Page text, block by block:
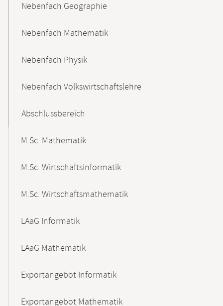
Nebenfach Geographie
Nebenfach Mathematik
Nebenfach Physik
Nebenfach Volkswirtschaftslehre
Abschlussbereich
M.Sc. Mathematik
M.Sc. Wirtschaftsinformatik
M.Sc. Wirtschaftsmathematik
LAaG Informatik
LAaG Mathematik
Exportangebot Informatik
Exportangebot Mathematik